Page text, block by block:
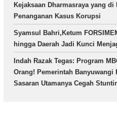
Kejaksaan Dharmasraya yang
Penanganan Kasus Korupsi
Syamsul Bahri,Ketum
hingga Daerah Jadi Kunci
Indah Razak Tegas: Program
Orang! Pemerintah Banyuwangi
Sasaran Utamanya Cegah